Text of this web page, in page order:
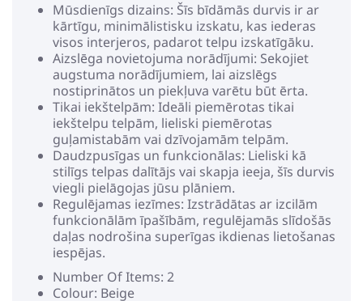
Mūsdienīgs dizains: Šīs bīdāmās durvis ir ar
kārtīgu, minimālistisku izskatu, kas iederas
visos interjeros, padarot telpu izskatīgāku.
Aizslēga novietojuma norādījumi: Sekojiet
augstuma norādījumiem, lai aizslēgs
nostiprinātos un piekļuva varētu būt ērta.
Tikai iekštelpām: Ideāli piemērotas tikai
iekštelpu telpām, lieliski piemērotas
guļamistabām vai dzīvojamām telpām.
Daudzpusīgas un funkcionālas: Lieliski kā
stilīgs telpas dalītājs vai skapja ieeja, šīs durvis
viegli pielāgojas jūsu plāniem.
Regulējamas iezīmes: Izstrādātas ar izcilām
funkcionālām īpašībām, regulējamās slīdošās
daļas nodrošina superīgas ikdienas lietošanas
iespējas.
Number Of Items: 2
Colour: Beige